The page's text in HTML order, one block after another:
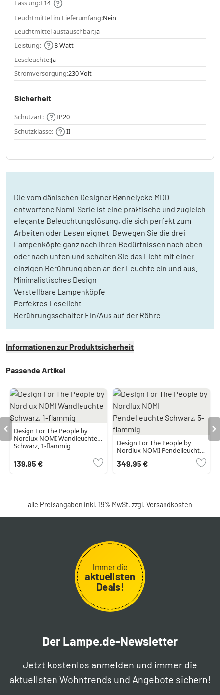
Fassung:E14
Leuchtmittel im Lieferumfang:Nein
Leuchtmittel austauschbar:Ja
Leistung:
8 Watt
Leseleuchte:Ja
Stromversorgung:230 Volt
Sicherheit
Schutzart:
IP20
Schutzklasse:
II
Die vom dänischen Designer Bønnelycke MDD
entworfene Nomi-Serie ist eine praktische und zugleich
elegante Beleuchtungslösung, die sich perfekt zum
Arbeiten oder Lesen eignet. Bewegen Sie die drei
Lampenköpfe ganz nach Ihren Bedürfnissen nach oben
oder nach unten und schalten Sie das Licht mit einer
einzigen Berührung oben an der Leuchte ein und aus.
Minimalistisches Design
Verstellbare Lampenköpfe
Perfektes Leselicht
Berührungsschalter Ein/Aus auf der Röhre
Informationen zur Produktsicherheit
Passende Artikel
Design For The People by
Nordlux NOMI Wandleuchte
Schwarz, 1-flammig
139,95 €
Design For The People by
Nordlux NOMI Pendelleuchte
349,95 €
alle Preisangaben inkl. 19% MwSt. zzgl. Versandkosten
Immer die
aktuellsten
Deals!
Der Lampe.de-Newsletter
Jetzt kostenlos anmelden und immer die
aktuellsten Wohntrends und Angebote sichern!